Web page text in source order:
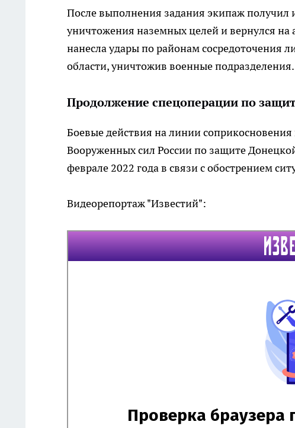
После выполнения задания экипаж
уничтожения наземных целей и вернулся на
нанесла удары по районам сосредоточения
области, уничтожив военные подразделения.
Продолжение спецоперации по
Боевые действия на линии
Вооруженных сил России по защите
феврале 2022 года в связи с обострением
Видеорепортаж "Известий":